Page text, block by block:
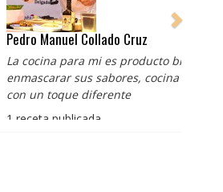
Cruz
producto bien tratado sin
cocina de verdad de antaño